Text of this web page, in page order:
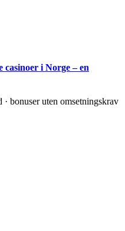
casinoer i Norge – en
bonuser uten omsetningskrav